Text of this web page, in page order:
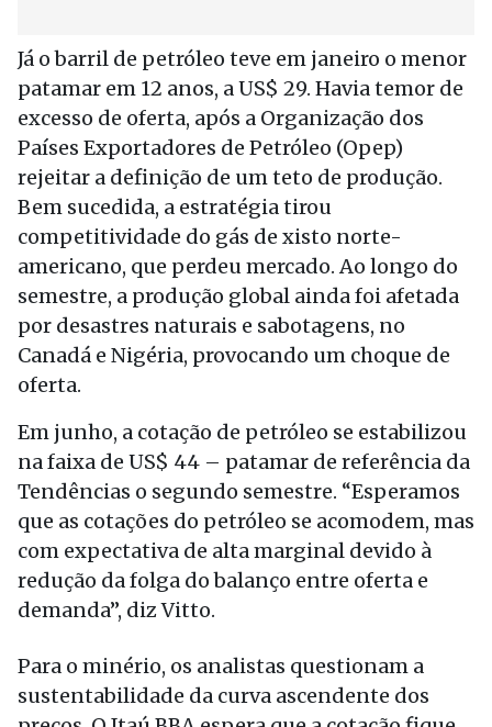
Já o barril de petróleo teve em janeiro o menor
patamar em 12 anos, a US$ 29. Havia temor de
excesso de oferta, após a Organização dos
Países Exportadores de Petróleo (Opep)
rejeitar a definição de um teto de produção.
Bem sucedida, a estratégia tirou
competitividade do gás de xisto norte-
americano, que perdeu mercado. Ao longo do
semestre, a produção global ainda foi afetada
por desastres naturais e sabotagens, no
Canadá e Nigéria, provocando um choque de
oferta.
Em junho, a cotação de petróleo se estabilizou
na faixa de US$ 44 – patamar de referência da
Tendências o segundo semestre. “Esperamos
que as cotações do petróleo se acomodem, mas
com expectativa de alta marginal devido à
redução da folga do balanço entre oferta e
demanda”, diz Vitto.
Para o minério, os analistas questionam a
sustentabilidade da curva ascendente dos